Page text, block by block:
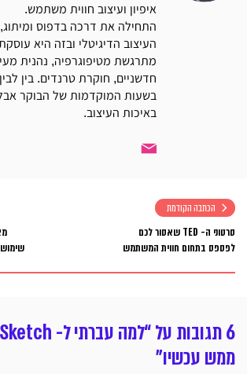
איפיון ועיצוב חווית משתמש.
התחילה את דרכה בדפוס
העיצוב הדיגיטלי ובזה היא
מתרגשת מטיפוגרפיה, נהנית
חדשניים, חוקרת טרנדים. בין
בשעות המוקדמות של הבוקר
באיכות העיצוב.
הכתבה הקודמת
סרטוני ה- TED שאסור לכם
לפספס בתחום חווית המשתמש
ממש עכשיו”